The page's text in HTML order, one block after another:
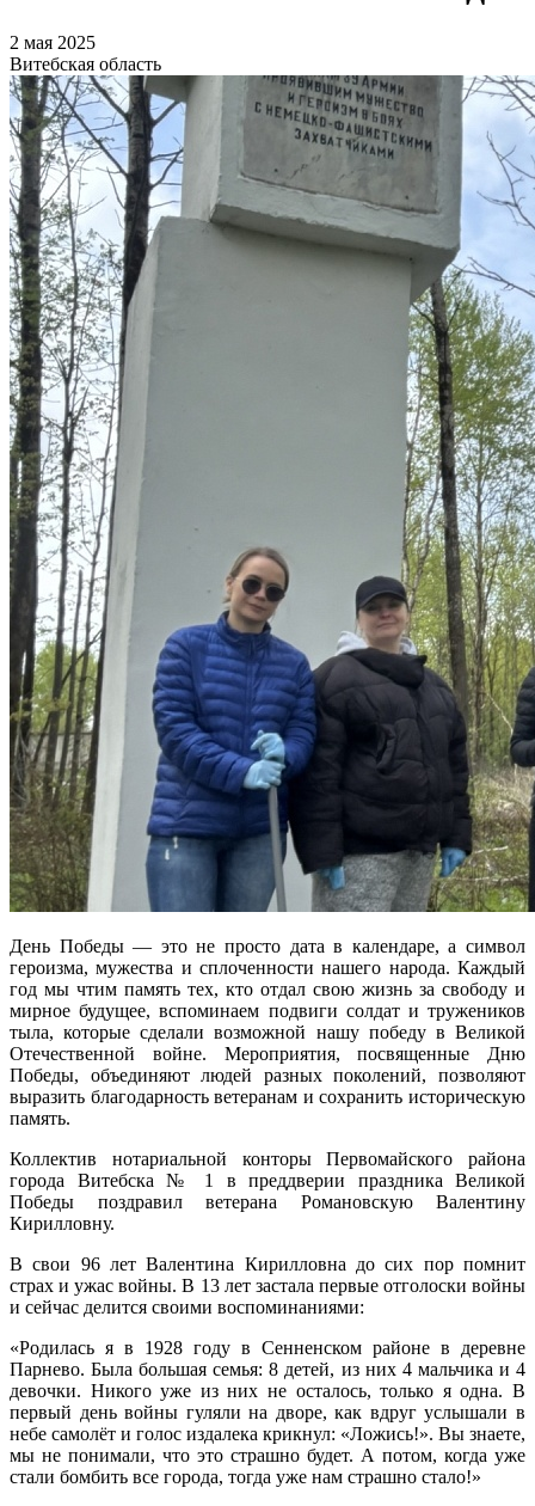
2 мая 2025
Витебская область
День Победы — это не просто дата в календаре, а символ
героизма, мужества и сплоченности нашего народа. Каждый
год мы чтим память тех, кто отдал свою жизнь за свободу и
мирное будущее, вспоминаем подвиги солдат и тружеников
тыла, которые сделали возможной нашу победу в Великой
Отечественной войне. Мероприятия, посвященные Дню
Победы, объединяют людей разных поколений, позволяют
выразить благодарность ветеранам и сохранить историческую
память.
Коллектив нотариальной конторы Первомайского района
города Витебска № 1 в преддверии праздника Великой
Победы поздравил ветерана Романовскую Валентину
Кирилловну.
В свои 96 лет Валентина Кирилловна до сих пор помнит
страх и ужас войны. В 13 лет застала первые отголоски войны
и сейчас делится своими воспоминаниями:
«Родилась я в 1928 году в Сенненском районе в деревне
Парнево. Была большая семья: 8 детей, из них 4 мальчика и 4
девочки. Никого уже из них не осталось, только я одна. В
первый день войны гуляли на дворе, как вдруг услышали в
небе самолёт и голос издалека крикнул: «Ложись!». Вы знаете,
мы не понимали, что это страшно будет. А потом, когда уже
стали бомбить все города, тогда уже нам страшно стало!»